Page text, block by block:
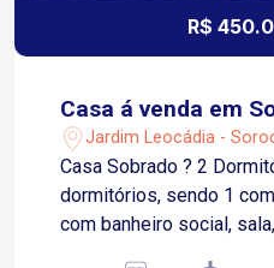
R$
Casa á venda em
Jardim Leocádia -
Casa Sobrado ? 2
dormitórios, sendo 1
com banheiro social,